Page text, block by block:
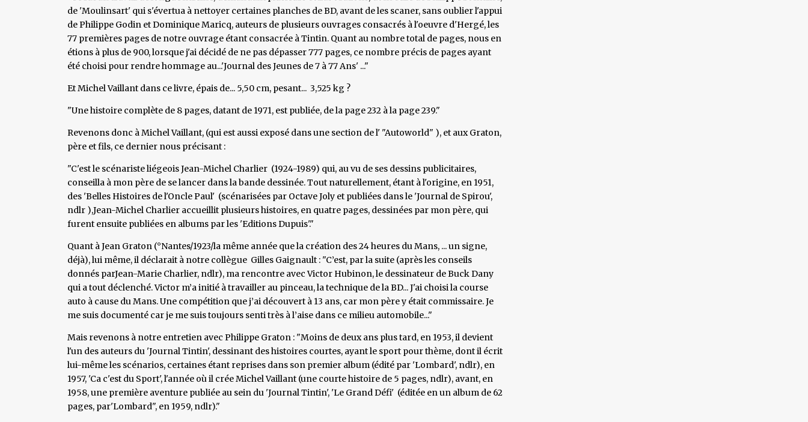
de 'Moulinsart' qui s'évertua à nettoyer certaines planches de BD, avant de les scaner, sans oublier l'appui
de Philippe Godin et Dominique Maricq, auteurs de plusieurs ouvrages consacrés à l'oeuvre d'Hergé, les
77 premières pages de notre ouvrage étant consacrée à Tintin. Quant au nombre total de pages, nous en
étions à plus de 900, lorsque j'ai décidé de ne pas dépasser 777 pages, ce nombre précis de pages ayant
été choisi pour rendre hommage au...'Journal des Jeunes de 7 à 77 Ans' ..."
Et Michel Vaillant dans ce livre, épais de... 5,50 cm, pesant... 3,525 kg ?
"Une histoire complète de 8 pages, datant de 1971, est publiée, de la page 232 à la page 239."
Revenons donc à Michel Vaillant, (qui est aussi exposé dans une section de l' "Autoworld" ), et aux Graton,
père et fils, ce dernier nous précisant :
"C'est le scénariste liégeois Jean-Michel Charlier (1924-1989) qui, au vu de ses dessins publicitaires,
conseilla à mon père de se lancer dans la bande dessinée. Tout naturellement, étant à l'origine, en 1951,
des 'Belles Histoires de l'Oncle Paul' (scénarisées par Octave Joly et publiées dans le 'Journal de Spirou',
ndlr ),Jean-Michel Charlier accueillit plusieurs histoires, en quatre pages, dessinées par mon père, qui
furent ensuite publiées en albums par les 'Editions Dupuis'."
Quant à Jean Graton (°Nantes/1923/la même année que la création des 24 heures du Mans, ... un signe,
déjà), lui même, il déclarait à notre collègue Gilles Gaignault : "C’est, par la suite (après les conseils
donnés parJean-Marie Charlier, ndlr), ma rencontre avec Victor Hubinon, le dessinateur de Buck Dany
qui a tout déclenché. Victor m’a initié à travailler au pinceau, la technique de la BD... J'ai choisi la course
auto à cause du Mans. Une compétition que j’ai découvert à 13 ans, car mon père y était commissaire. Je
me suis documenté car je me suis toujours senti très à l’aise dans ce milieu automobile..."
Mais revenons à notre entretien avec Philippe Graton : "Moins de deux ans plus tard, en 1953, il devient
l'un des auteurs du 'Journal Tintin', dessinant des histoires courtes, ayant le sport pour thème, dont il écrit
lui-même les scénarios, certaines étant reprises dans son premier album (édité par 'Lombard', ndlr), en
1957, 'Ca c'est du Sport', l'année où il crée Michel Vaillant (une courte histoire de 5 pages, ndlr), avant, en
1958, une première aventure publiée au sein du 'Journal Tintin', 'Le Grand Défi' (éditée en un album de 62
pages, par'Lombard", en 1959, ndlr)."